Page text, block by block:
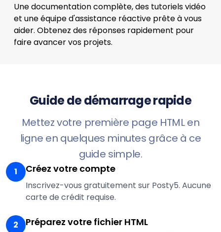
Une documentation complète, des tutoriels vidéo
et une équipe d'assistance réactive prête à vous
aider. Obtenez des réponses rapidement pour
faire avancer vos projets.
Guide de démarrage rapide
Mettez votre première page HTML en
ligne en quelques minutes grâce à ce
guide simple.
1 Créez votre compte
Inscrivez-vous gratuitement sur Posty5. Aucune
carte de crédit requise.
2 Préparez votre fichier HTML